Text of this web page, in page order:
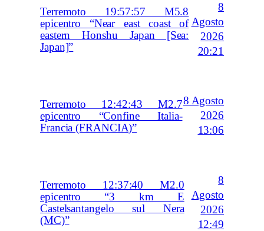
Terremoto 19:57:57 M5.8
epicentro “Near east coast of
eastern Honshu Japan [Sea:
Japan]”
8
Agosto
2026
20:21
Terremoto 12:42:43 M2.7
epicentro “Confine Italia-
Francia (FRANCIA)”
8 Agosto
2026
13:06
Terremoto 12:37:40 M2.0
epicentro “3 km E
Castelsantangelo sul Nera
(MC)”
8
Agosto
2026
12:49